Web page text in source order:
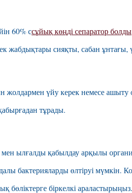
60% ссұйық көңді сепаратор болды
жабдықтары сияқты, сабан
үйу керек немесе ашыту
тұрады.
ылғалды қабылдау арқылы
бактерияларды өлтіруі мүмкін.
бөліктерге біркелкі